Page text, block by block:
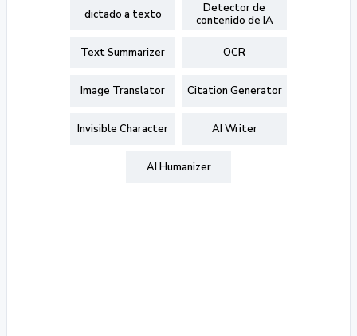
dictado a texto
Detector de
contenido de IA
Text Summarizer OCR
Image Translator Citation Generator
Invisible Character AI Writer
AI Humanizer